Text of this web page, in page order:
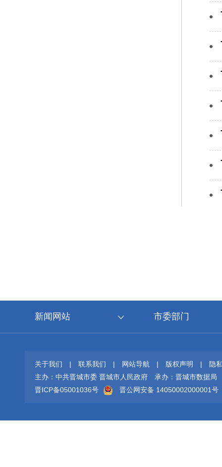
新闻网站 市委部门
关于我们 | 联系我们 | 网站导航 | 版权声明 |
隐
主办：中共晋城市委 晋城市人民政府
承办：晋城市数据局
晋ICP备05001036号
晋公网安备 14050002000001号